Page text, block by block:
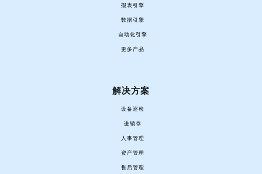
报表引擎
数据引擎
自动化引擎
更多产品
解决方案
设备巡检
进销存
人事管理
资产管理
售后管理